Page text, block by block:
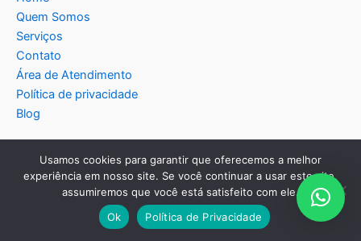
Quem Somos
Serviços
Contato
Área de Atendimento
Política de privacidade
Blog
Copyright © 2026 Americana Assistência Técnica
Eletrodomésticos | Criado por:MKT Produtos Digitais
Usamos cookies para garantir que oferecemos a melhor
experiência em nosso site. Se você continuar a usar este site,
assumiremos que você está satisfeito com ele.
Ok
Política de Privacidade